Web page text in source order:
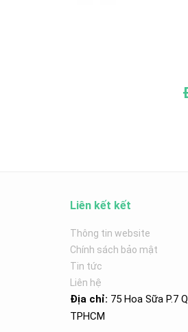
Liên kết kết
Thông tin website
Chính sách bảo mật
Tin tức
Liên hệ
Địa chỉ: 75 Hoa Sữa P.7
TPHCM